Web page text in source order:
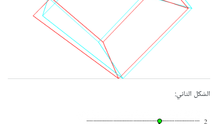
الشكل الثاني: